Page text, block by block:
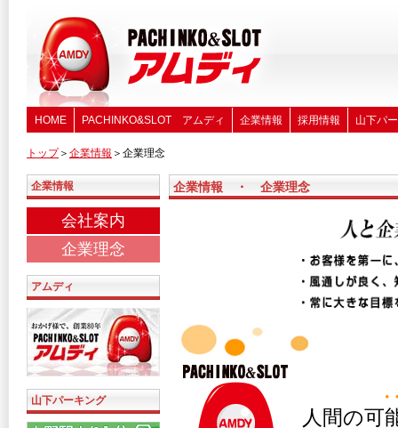
HOME PACHINKO&SLOT アムディ 企業情報 採用情報 山下パ
トップ＞ 企業情報 ＞企業理念
企業情報
会社案内
企業理念
アムディ
山下パーキング
企業情報 ・ 企業理念
人間の可